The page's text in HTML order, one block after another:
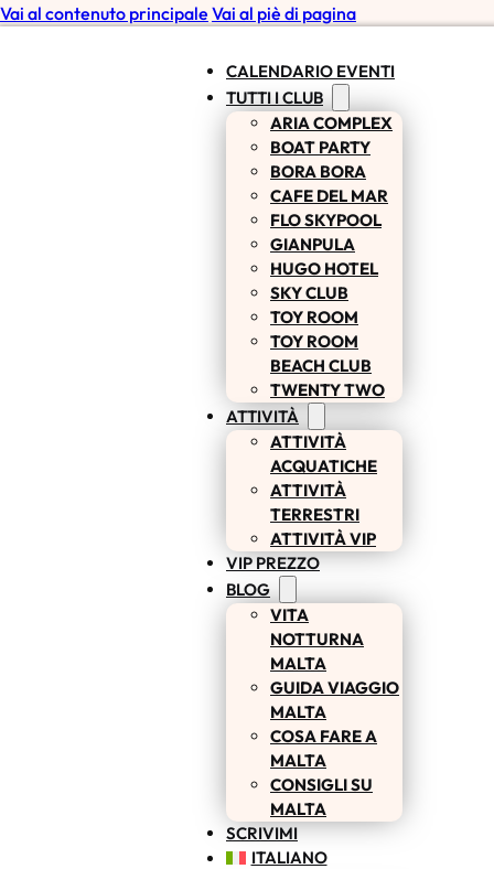
Vai al contenuto principale Vai al piè di pagina
CALENDARIO EVENTI
TUTTI I CLUB
ARIA COMPLEX
BOAT PARTY
BORA BORA
CAFE DEL MAR
FLO SKYPOOL
GIANPULA
HUGO HOTEL
SKY CLUB
TOY ROOM
TOY ROOM
BEACH CLUB
TWENTY TWO
ATTIVITÀ
ATTIVITÀ
ACQUATICHE
ATTIVITÀ
TERRESTRI
ATTIVITÀ VIP
VIP PREZZO
BLOG
VITA
NOTTURNA
MALTA
GUIDA VIAGGIO
MALTA
COSA FARE A
MALTA
CONSIGLI SU
MALTA
SCRIVIMI
ITALIANO